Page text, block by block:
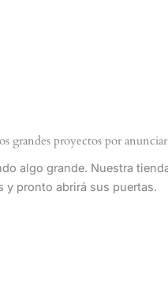
grandes proyectos por anunciar
algo grande. Nuestra
y pronto abrirá sus puertas.